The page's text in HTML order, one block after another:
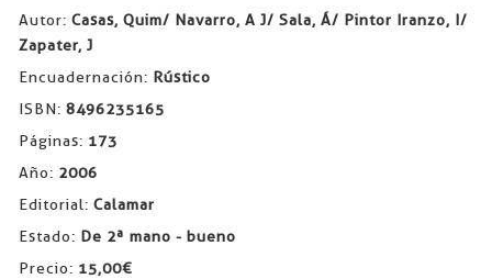
Autor: Casas, Quim/ Navarro, A J/ Sala, Á/ Pintor Iranzo, I/
Zapater, J
Encuadernación: Rústico
ISBN: 8496235165
Páginas: 173
Año: 2006
Editorial: Calamar
Estado: De 2ª mano - bueno
Precio: 15,00€